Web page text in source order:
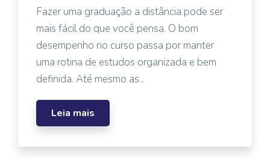
Fazer uma graduação a distância pode ser
mais fácil do que você pensa. O bom
desempenho no curso passa por manter
uma rotina de estudos organizada e bem
definida. Até mesmo as...
Leia mais